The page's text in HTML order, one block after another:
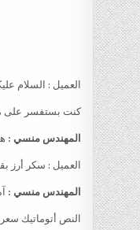
العميل : السلام
كنت بستفسر على
المهندس منسي :
العميل : سكر أرز
المهندس منسي :
النص أتوماتيك